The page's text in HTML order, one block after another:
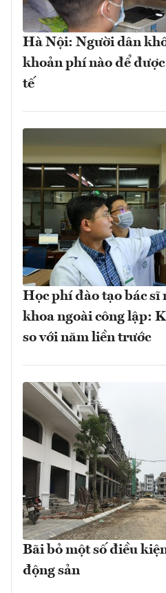
Hà Nội: Người dân
khoản phí nào để
tế
Học phí đào tạo bác sĩ
khoa ngoài công lập:
so với năm liền trước
Bãi bỏ một số điều
động sản